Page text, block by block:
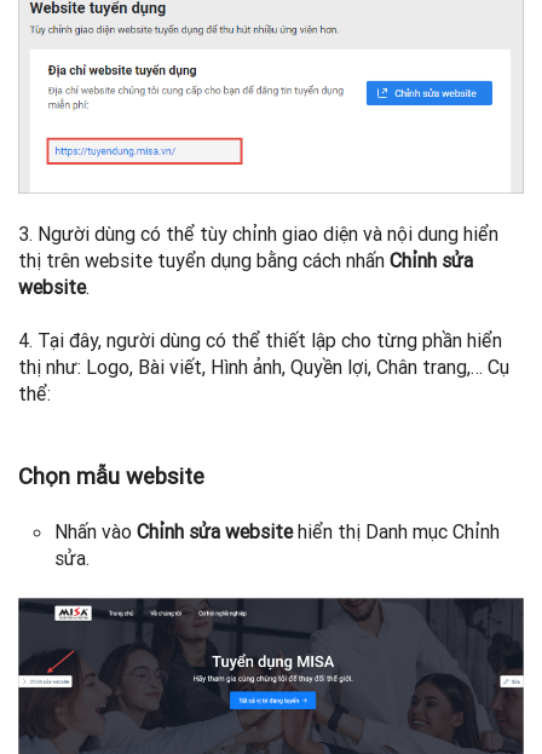
3. Người dùng có thể tùy chỉnh giao diện và nội dung hiển
thị trên website tuyển dụng bằng cách nhấn Chỉnh sửa
website.
4. Tại đây, người dùng có thể thiết lập cho từng phần hiển
thị như: Logo, Bài viết, Hình ảnh, Quyền lợi, Chân trang,… Cụ
thể:
Chọn mẫu website
Nhấn vào Chỉnh sửa websitehiển thị Danh mục Chỉnh
sửa.